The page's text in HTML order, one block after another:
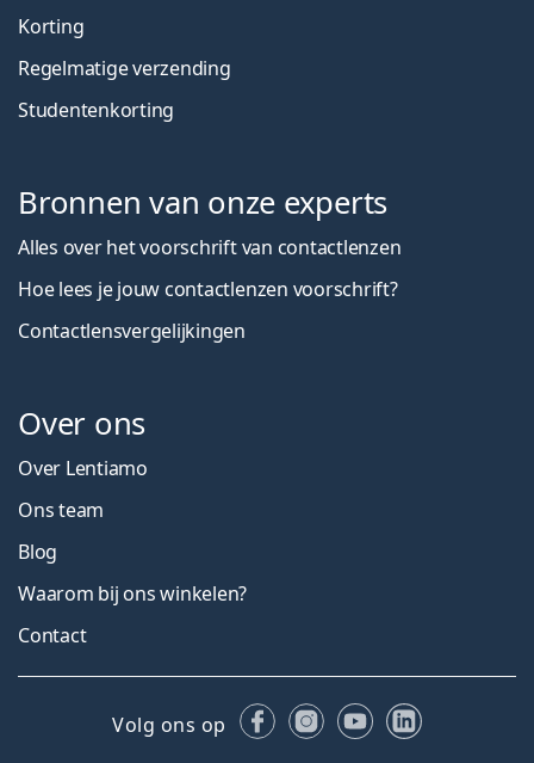
Korting
Regelmatige verzending
Studentenkorting
Bronnen van onze experts
Alles over het voorschrift van contactlenzen
Hoe lees je jouw contactlenzen voorschrift?
Contactlensvergelijkingen
Over ons
Over Lentiamo
Ons team
Blog
Waarom bij ons winkelen?
Contact
Volg ons op FacebookInstagram
YouTubeLinkedIn